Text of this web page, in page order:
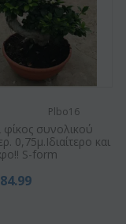
Plbo16
συνολικού
0,75μ.Ιδιαίτερο και
S-form
84.99